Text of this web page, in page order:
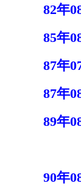
82年
85年
87年
87年
89年
同
90年